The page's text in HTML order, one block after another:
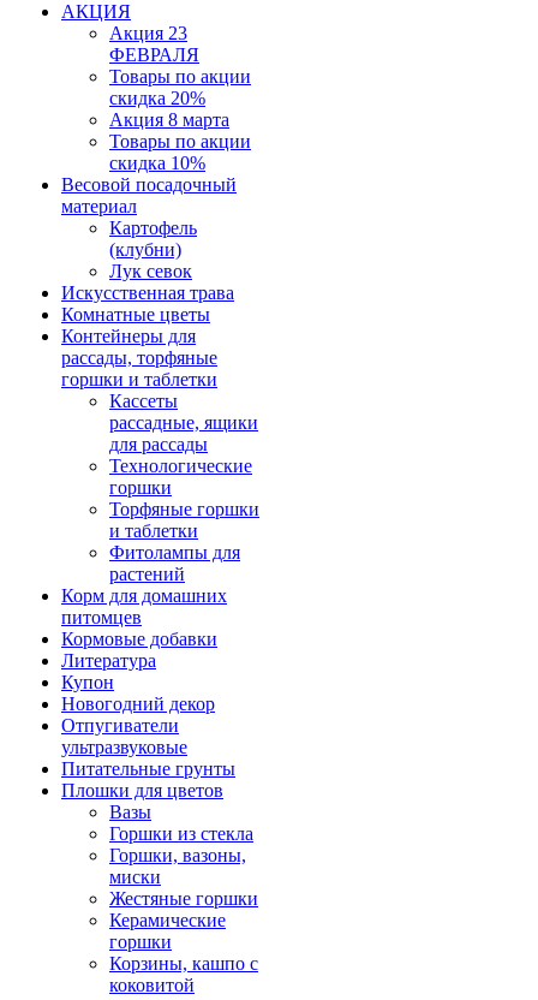
АКЦИЯ
Акция 23
ФЕВРАЛЯ
Товары по акции
скидка 20%
Акция 8 марта
Товары по акции
скидка 10%
Весовой посадочный
материал
Картофель
(клубни)
Лук севок
Искусственная трава
Комнатные цветы
Контейнеры для
рассады, торфяные
горшки и таблетки
Кассеты
рассадные, ящики
для рассады
Технологические
горшки
Торфяные горшки
и таблетки
Фитолампы для
растений
Корм для домашних
питомцев
Кормовые добавки
Литература
Купон
Новогодний декор
Отпугиватели
ультразвуковые
Питательные грунты
Плошки для цветов
Вазы
Горшки из стекла
Горшки, вазоны,
миски
Жестяные горшки
Керамические
горшки
Корзины, кашпо с
коковитой